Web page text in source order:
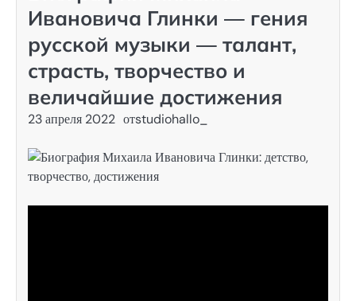
Ивановича Глинки — гения
русской музыки — талант,
страсть, творчество и
величайшие достижения
23 апреля 2022 отstudiohallo_